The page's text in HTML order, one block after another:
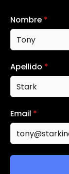
Nombre *
Apellido *
Email *